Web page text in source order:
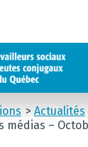
Actualités
médias –